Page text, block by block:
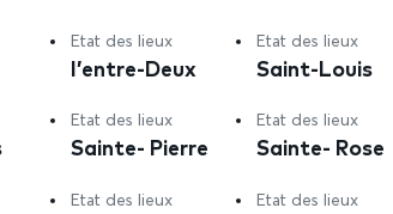
Etat des lieux
l’entre-Deux
Etat des lieux
Saint-Louis
Etat des lieux
Sainte- Pierre
Etat des lieux
Sainte- Rose
Etat des lieux Etat des lieux